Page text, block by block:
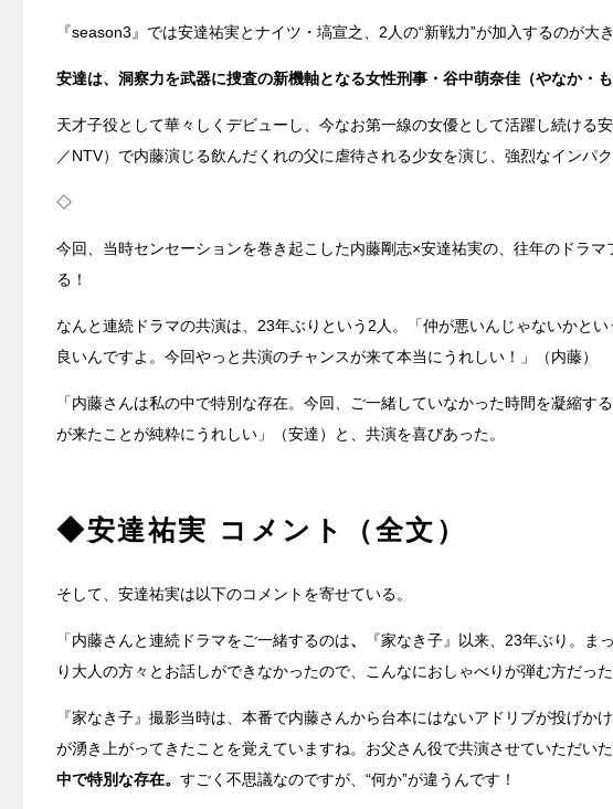
『season3』では安達祐実とナイツ・塙宣之、2人の“新戦力”が加入するのが大
安達は、洞察力を武器に捜査の新機軸となる女性刑事・谷中萌奈佳（やなか・も
天才子役として華々しくデビューし、今なお第一線の女優として活躍し続ける
／NTV）で内藤演じる飲んだくれの父に虐待される少女を演じ、強烈なインパク
◇
今回、当時センセーションを巻き起こした内藤剛志×安達祐実の、往年のドラ
る！
なんと連続ドラマの共演は、23年ぶりという2人。「仲が悪いんじゃないかと
良いんですよ。今回やっと共演のチャンスが来て本当にうれしい！」（内藤）
「内藤さんは私の中で特別な存在。今回、ご一緒していなかった時間を凝縮す
が来たことが純粋にうれしい」（安達）と、共演を喜びあった。
◆安達祐実 コメント（全文）
そして、安達祐実は以下のコメントを寄せている。
「内藤さんと連続ドラマをご一緒するのは、
『家なき子』以来、23年ぶり。ま
り大人の方々とお話しができなかったので、こんなにおしゃべりが弾む方だっ
『家なき子』撮影当時は、本番で内藤さんから台本にはないアドリブが投げか
が湧き上がってきたことを覚えていますね。お父さん役で共演させていただい
中で特別な存在。 すごく不思議なのですが、“何か”が違うんです！